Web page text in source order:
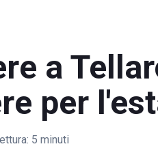
a
per
5 minuti